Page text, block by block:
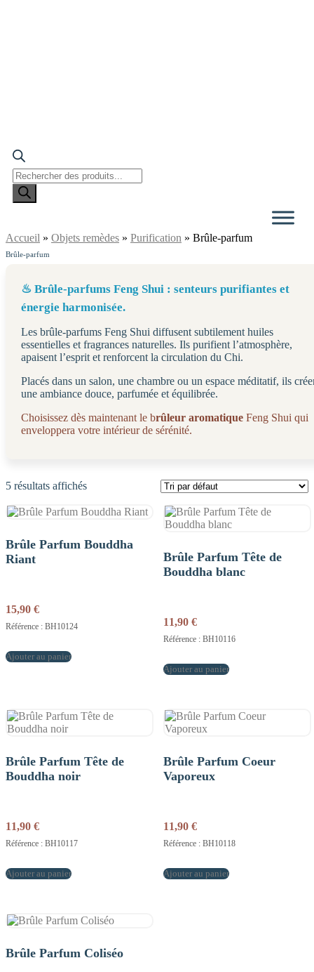
Recherche
de
Accueil » Objets remèdes » Purification » Brûle-parfum
Brûle-parfum
♨︎ Brûle-parfums Feng Shui : senteurs purifiantes et
énergie harmonisée.
Les brûle-parfums Feng Shui diffusent subtilement huiles
essentielles et fragrances naturelles. Ils purifient l’atmosphère,
apaisent l’esprit et renforcent la circulation du Chi.
Placés dans un salon, une chambre ou un espace méditatif, ils
une ambiance douce, parfumée et équilibrée.
Choisissez dès maintenant le brûleur aromatique Feng Shui qui
enveloppera votre intérieur de sérénité.
5 résultats affichés
Brûle Parfum Bouddha
Riant
15,90 €
Référence : BH10124
Ajouter au panier
Brûle Parfum Tête de
Bouddha blanc
11,90 €
Référence : BH10116
Ajouter au panier
Brûle Parfum Tête de
Bouddha noir
11,90 €
Référence : BH10117
Ajouter au panier
Brûle Parfum Coeur
Vaporeux
11,90 €
Référence : BH10118
Ajouter au panier
Brûle Parfum Coliséo